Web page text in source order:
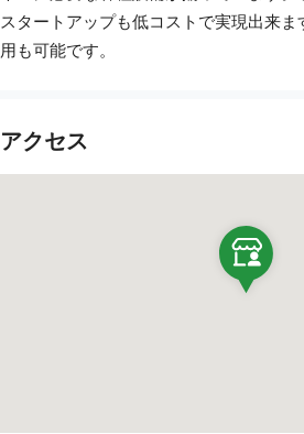
スタートアップも低コストで実現出来
用も可能です。
アクセス